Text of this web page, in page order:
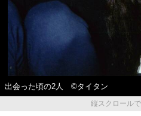
出会った頃の2人 ©タイタン
縦スクロール